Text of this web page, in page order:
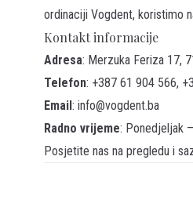
ordinaciji Vogdent, koristimo
Kontakt informacije
Adresa: Merzuka Feriza 17,
Telefon: +387 61 904 566,
Email: info@vogdent.ba
Radno vrijeme: Ponedjeljak
Posjetite nas na pregledu i